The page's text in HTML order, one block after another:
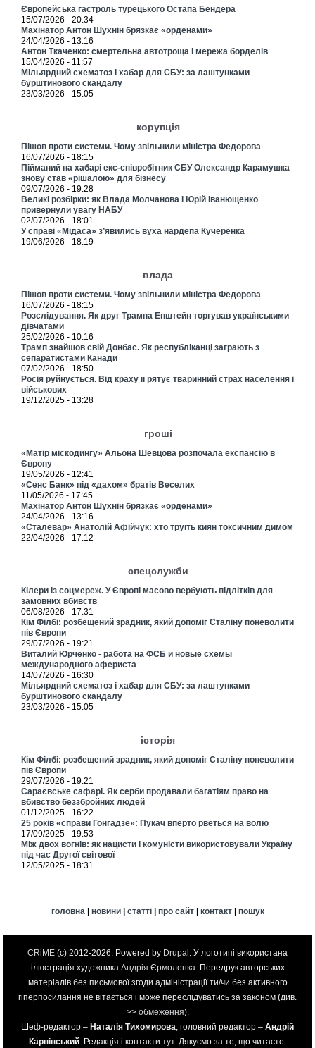
Європейська гастроль турецького Остапа Бендера
15/07/2026 - 20:34
Махінатор Антон Шухнін брязкає «орденами»
24/04/2026 - 13:16
Антон Ткаченко: смертельна автотроща і мережа борделів
15/04/2026 - 11:57
Мільярдний схематоз і хабар для СБУ: за лаштунками
бурштинового скандалу
23/03/2026 - 15:05
корупція
Пішов проти системи. Чому звільнили міністра Федорова
16/07/2026 - 18:15
Пійманий на хабарі екс-співробітник СБУ Олександр Карамушка
знову став «рішалою» для бізнесу
09/07/2026 - 19:28
Великі розбірки: як Влада Молчанова і Юрій Іванющенко
привернули увагу НАБУ
02/07/2026 - 18:01
У справі «Мідаса» з’явились вуха нардепа Кучеренка
19/06/2026 - 18:19
влада
Пішов проти системи. Чому звільнили міністра Федорова
16/07/2026 - 18:15
Розслідування. Як друг Трампа Епштейн торгував українськими
дівчатами
25/02/2026 - 10:16
Трамп знайшов свій Донбас. Як республіканці заграють з
сепаратистами Канади
07/02/2026 - 18:50
Росія руйнується. Від краху її рятує тваринний страх населення і
військових
19/12/2025 - 13:28
гроші
«Матір міскодингу» Альона Шевцова розпочала експансію в
Європу
19/05/2026 - 12:41
«Сенс Банк» під «дахом» братів Веселих
11/05/2026 - 17:45
Махінатор Антон Шухнін брязкає «орденами»
24/04/2026 - 13:16
«Сталевар» Анатолій Афійчук: хто труїть киян токсичним димом
22/04/2026 - 17:12
спецслужби
Кілери із соцмереж. У Європі масово вербують підлітків для
замовних вбивств
06/08/2026 - 17:31
Кім Філбі: розбещений зрадник, який допоміг Сталіну поневолити
пів Європи
29/07/2026 - 19:21
Виталий Юрченко - работа на ФСБ и новые схемы
международного афериста
14/07/2026 - 16:30
Мільярдний схематоз і хабар для СБУ: за лаштунками
бурштинового скандалу
23/03/2026 - 15:05
історія
Кім Філбі: розбещений зрадник, який допоміг Сталіну поневолити
пів Європи
29/07/2026 - 19:21
Сараєвське сафарі. Як серби продавали багатіям право на
вбивство беззбройних людей
01/12/2025 - 16:22
25 років «справи Гонгадзе»: Пукач вперто рветься на волю
17/09/2025 - 19:53
Між двох вогнів: як нацисти і комуністи використовували Україну
під час Другої світової
12/05/2025 - 18:31
головна | новини| статті| про сайт| контакт| пошук
CRiME (c) 2012-2026. Powered by Drupal . У логотипі використана
ілюстрація художника Андрія Єрмоленка . Передрук авторських
матеріалів без письмової згоди адміністрації ти/чи без активного
гіперпосилання не вітається і може переслідуватись за законом (див.
>> обмеження).
Шеф-редактор – Наталія Тихомирова , головний редактор – Андрій
Карпінський . Редакція і контакти тут. Дякуємо за те, що читаєте.